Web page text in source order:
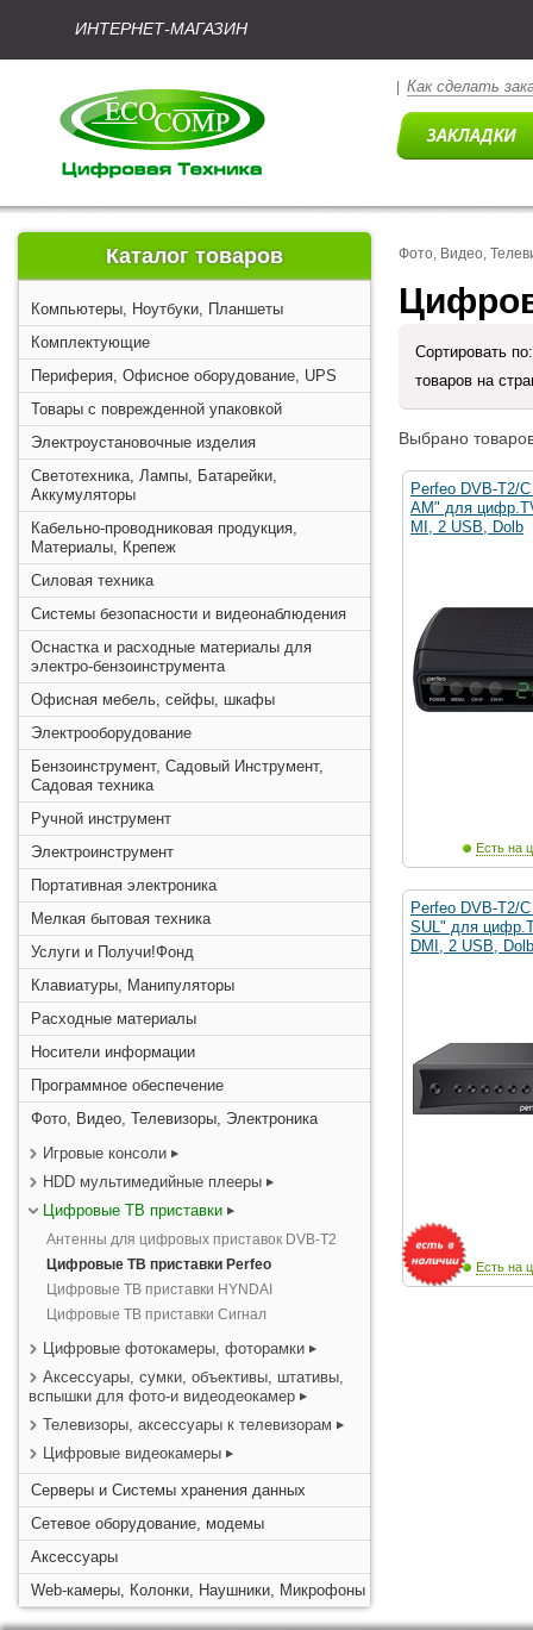
ИНТЕРНЕТ-МАГАЗИН
Как сделать
Каталог товаров
Компьютеры, Ноутбуки, Планшеты
Комплектующие
Периферия, Офисное оборудование, UPS
Товары с поврежденной упаковкой
Электроустановочные изделия
Светотехника, Лампы, Батарейки,
Аккумуляторы
Кабельно-проводниковая продукция,
Материалы, Крепеж
Силовая техника
Системы безопасности и видеонаблюдения
Оснастка и расходные материалы для
электро-бензоинструмента
Офисная мебель, сейфы, шкафы
Электрооборудование
Бензоинструмент, Садовый Инструмент,
Садовая техника
Ручной инструмент
Электроинструмент
Портативная электроника
Мелкая бытовая техника
Услуги и Получи!Фонд
Клавиатуры, Манипуляторы
Расходные материалы
Носители информации
Программное обеспечение
Фото, Видео, Телевизоры, Электроника
Игровые консоли
HDD мультимедийные плееры
Цифровые ТВ приставки
Антенны для цифровых приставок DVB-T2
Цифровые ТВ приставки Perfeo
Цифровые ТВ приставки HYNDAI
Цифровые ТВ приставки Сигнал
Цифровые фотокамеры, фоторамки
Аксессуары, сумки, объективы, штативы,
вспышки для фото-и видеодеокамер
Телевизоры, аксессуары к телевизорам
Цифровые видеокамеры
Серверы и Системы хранения данных
Сетевое оборудование, модемы
Аксессуары
Web-камеры, Колонки, Наушники, Микрофоны
Фото, Видео,
Сортировать
товаров на
Выбрано
Perfeo DVB-T2/
AM" для
MI, 2 USB, Dolb
Есть на
Perfeo DVB-T2/
SUL" для
DMI, 2 USB, Dolb
Есть на